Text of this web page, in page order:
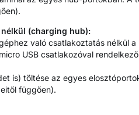
(charging hub):
való csatlakoztatás nélkül a
USB csatlakozóval
is) töltése az egyes
függően).